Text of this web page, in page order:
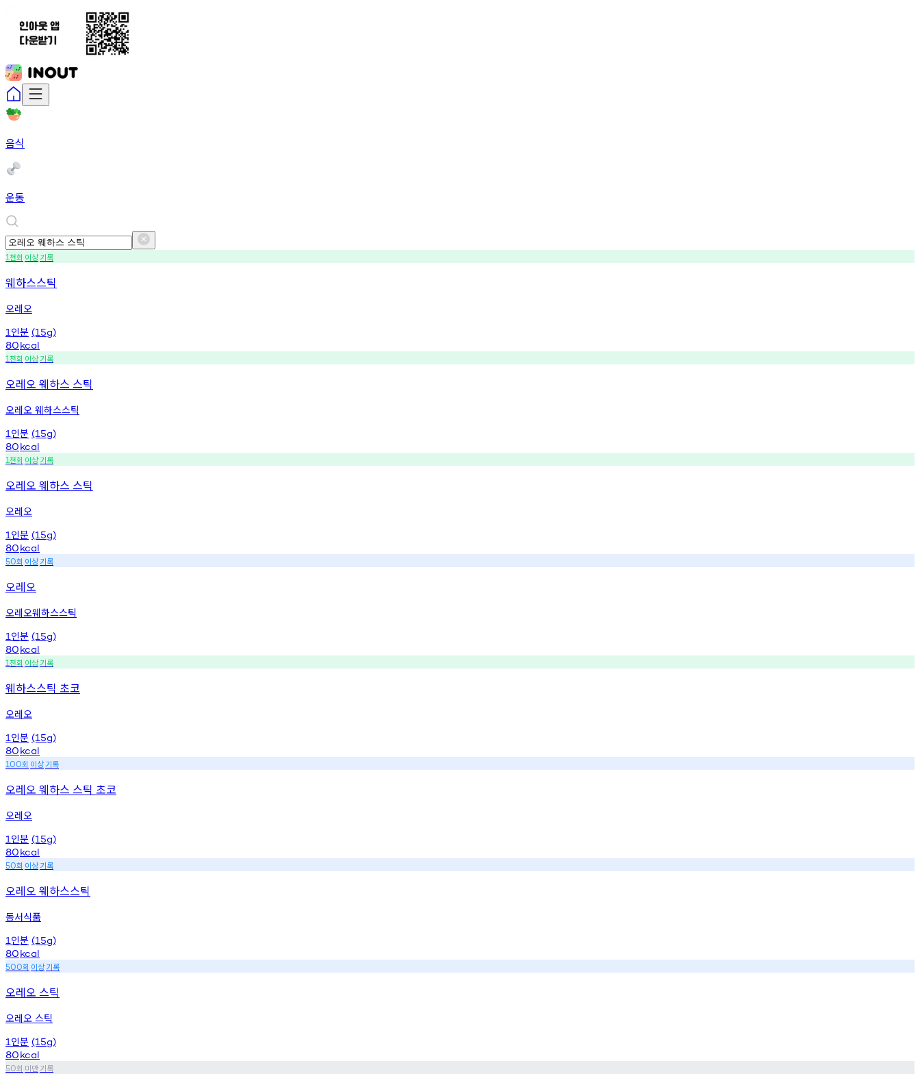
음식
운동
1천회 이상기록
웨하스스틱
오레오
1 인분 (15g)
80kcal
1천회 이상기록
오레오 웨하스 스틱
오레오 웨하스스틱
1 인분 (15g)
80kcal
1천회 이상기록
오레오 웨하스 스틱
오레오
1 인분 (15g)
80kcal
50회 이상기록
오레오
오레오웨하스스틱
1 인분 (15g)
80kcal
1천회 이상기록
웨하스스틱 초코
오레오
1 인분 (15g)
80kcal
100회 이상기록
오레오 웨하스 스틱 초코
오레오
1 인분 (15g)
80kcal
50회 이상기록
오레오 웨하스스틱
동서식품
1 인분 (15g)
80kcal
500회 이상기록
오레오 스틱
오레오 스틱
1 인분 (15g)
80kcal
50회 미만기록